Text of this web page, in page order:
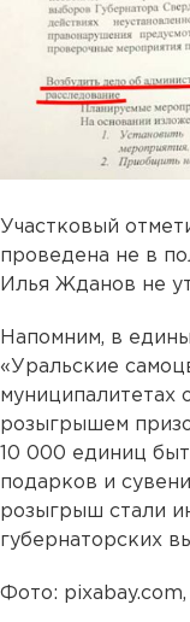
Участковый
проведена не в
Илья Жданов не
Напомним, в
«Уральские
муниципалитетах
розыгрышем
10 000 единиц
подарков и
розыгрыш стали
губернаторских
Фото: